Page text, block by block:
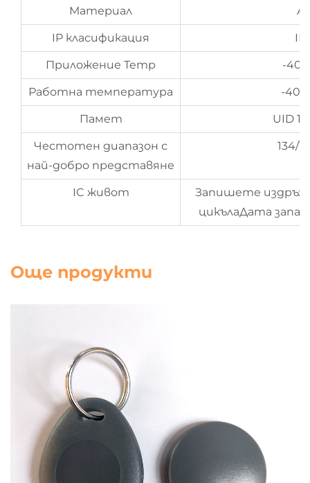
Материал
IP класификация IP
Приложение Temp -
Работна температура -
Памет UID
Честотен диапазон с
най-добро представяне
134/
IC живот
Запишете
цикълаДата
Още продукти